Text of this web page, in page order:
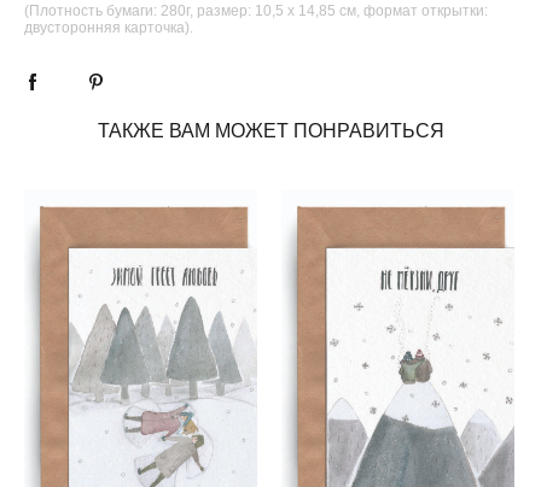
(Плотность бумаги: 280г, размер: 10,5 х 14,85 см, формат открытки:
двусторонняя карточка).
ТАКЖЕ ВАМ МОЖЕТ ПОНРАВИТЬСЯ